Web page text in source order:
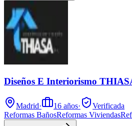
Diseños E Interiorismo
Madrid· 16 años·
Verificada
Reformas BañosReformas Viviendas